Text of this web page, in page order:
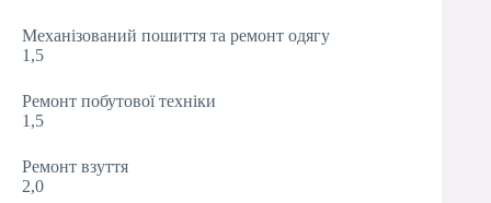
Механізований пошиття та ремонт одягу
1,5
Ремонт побутової техніки
1,5
Ремонт взуття
2,0